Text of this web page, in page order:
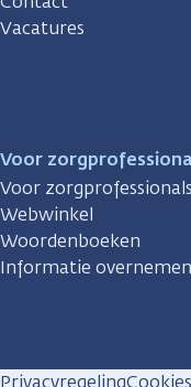
Vacatures
Voor
Voor zorgprofessionals
Webwinkel
Woordenboeken
Informatie overnemen
PrivacyregelingCookies